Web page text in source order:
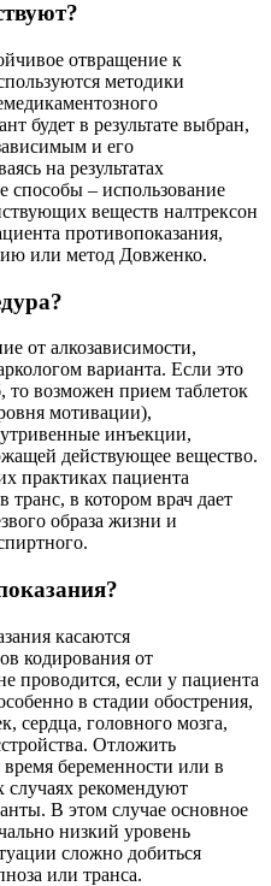
отвращение к
методики
будет в результате выбран,
и его
на результатах
способы – использование
веществ налтрексон
противопоказания,
или метод Довженко.
от алкозависимости,
варианта. Если это
то возможен прием таблеток
мотивации),
инъекции,
действующее вещество.
практиках пациента
в котором врач дает
образа жизни и
касаются
кодирования от
проводится, если у пациента
в стадии обострения,
сердца, головного мозга,
Отложить
беременности или в
случаях рекомендуют
В этом случае основное
низкий уровень
сложно добиться
или транса.